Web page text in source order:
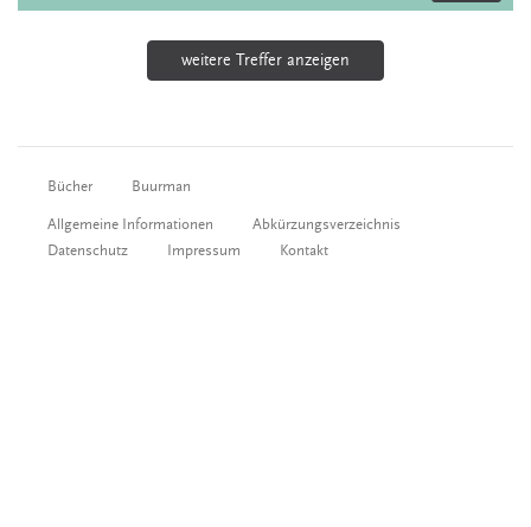
weitere Treffer anzeigen
Bücher Buurman
Allgemeine Informationen
Abkürzungsverzeichnis
Datenschutz
Impressum Kontakt